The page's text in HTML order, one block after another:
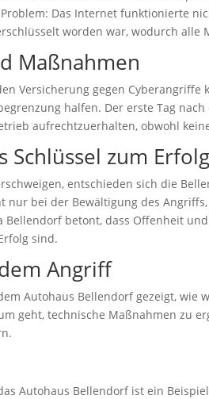
Das Internet funktionierte
worden war, wodurch
Maßnahmen
Versicherung gegen
halfen. Der erste Tag
aufrechtzuerhalten, obwohl
Schlüssel zum Erfolg
entschieden sich die
nur bei der Bewältigung des
betont, dass Offenheit
sind.
Angriff
Autohaus Bellendorf gezeigt, wie
geht, technische Maßnahmen zu
Autohaus Bellendorf ist ein